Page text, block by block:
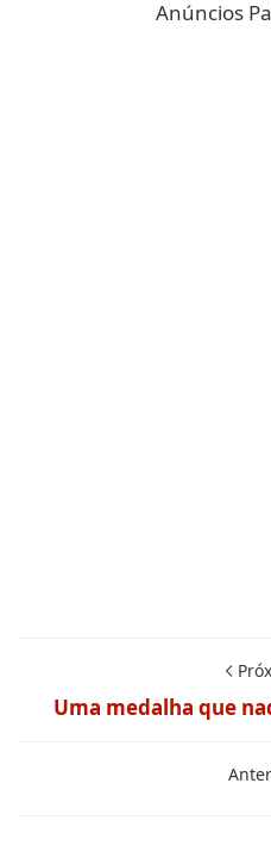
Anúncios
Uma medalha que